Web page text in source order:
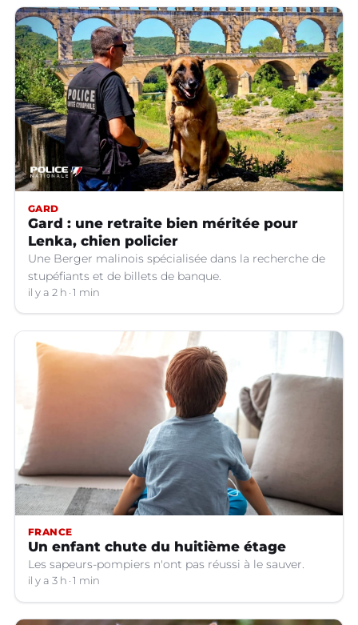
GARD
Gard : une retraite bien méritée pour
Lenka, chien policier
Une Berger malinois spécialisée dans la recherche de
stupéfiants et de billets de banque.
il y a 2 h 1 min
FRANCE
Un enfant chute du huitième étage
Les sapeurs-pompiers n'ont pas réussi à le sauver.
il y a 3 h 1 min